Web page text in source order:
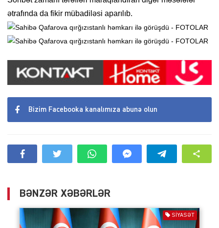
ətrafında da fikir mübadiləsi aparılıb.
Bizim Facebooka kanalımıza abunə olun
BƏNZƏR XƏBƏRLƏR
SIYASƏT